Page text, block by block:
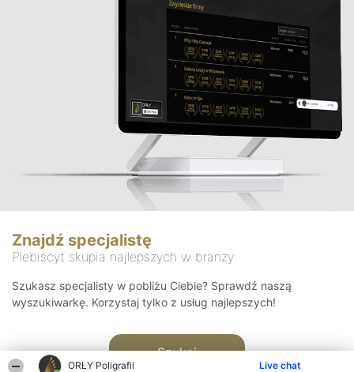
ORŁY Poligrafii Live chat
Znajdź specjalistę
Plebiscyt skupia najlepszych w branży
Szukasz specjalisty w pobliżu Ciebie? Sprawdź naszą
wyszukiwarkę. Korzystaj tylko z usług najlepszych!
Szukaj